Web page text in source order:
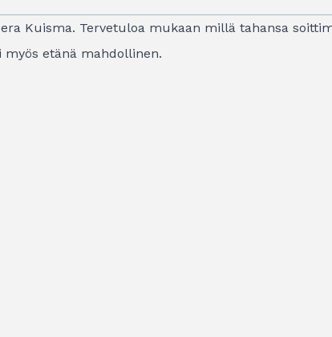
Kuisma. Tervetuloa mukaan millä tahansa
myös etänä mahdollinen.